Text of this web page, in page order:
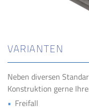
VARIANTEN
Neben diversen
Konstruktion gerne
Freifall